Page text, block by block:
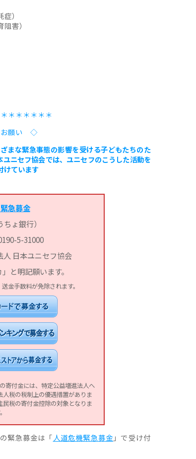
）
害）
＊＊＊＊＊＊
願い ◇
まな緊急事態の影響を受ける子どもたちのた
ニセフ協会では、ユニセフのこうした活動を
けています
急募金
ょ銀行）
5-31000
日本ユニセフ協会
と明記願います。
金手数料が免除されます。
寄付金には、特定公益増進法人へ
税の税制上の優遇措置がありま
税の寄付金控除の対象となりま
緊急募金は「 人道危機緊急募金 」で受け付